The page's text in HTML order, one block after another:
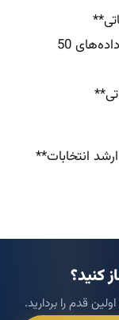
– **الگوریتم پیروزی در انتخابات بر اساس داده‌های 50
انتخابات**
کنید؟
قدم را بردارید.